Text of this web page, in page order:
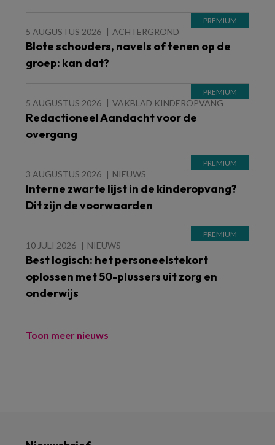
5 AUGUSTUS 2026 ACHTERGROND
Blote schouders, navels of tenen op de
groep: kan dat?
5 AUGUSTUS 2026 VAKBLAD KINDEROPVANG
Redactioneel Aandacht voor de
overgang
3 AUGUSTUS 2026 NIEUWS
Interne zwarte lijst in de kinderopvang?
Dit zijn de voorwaarden
10 JULI 2026 NIEUWS
Best logisch: het personeelstekort
oplossen met 50-plussers uit zorg en
onderwijs
Toon meer nieuws